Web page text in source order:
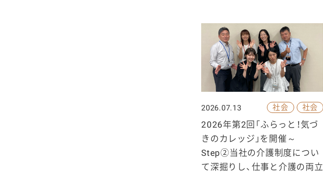
社会 社会
2026.07.13
2026年第2回「ふらっと！気づ
きのカレッジ」を開催～
Step②当社の介護制度につい
て深掘りし、仕事と介護の両立